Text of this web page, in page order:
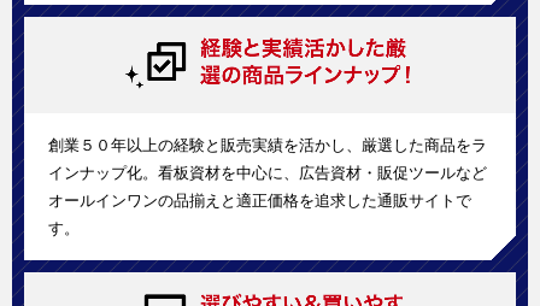
創業５０年以上の経験と販売実績を活かし、厳選した商品をラ
インナップ化。看板資材を中心に、広告資材・販促ツールなど
オールインワンの品揃えと適正価格を追求した通販サイトで
す。